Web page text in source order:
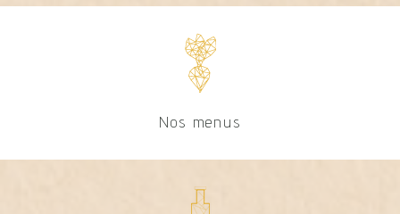
Nos menus